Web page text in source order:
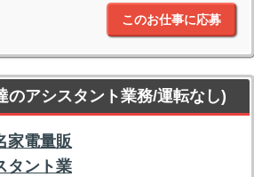
このお仕事に応募
のアシスタント業務/運転なし)
家電量販
タント業